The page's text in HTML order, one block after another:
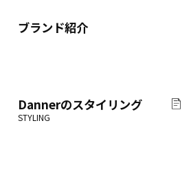
ブランド紹介
Dannerのスタイリング